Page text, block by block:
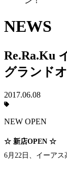
NEWS
Re.Ra.Ku
グランド
2017.06.08
NEW OPEN
☆ 新店OPEN ☆
6月22日、イーアス